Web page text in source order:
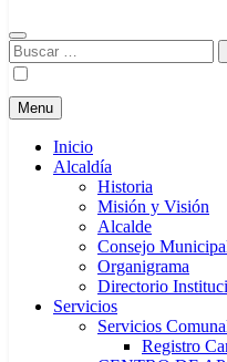
Buscar:
Menu
Inicio
Alcaldía
Historia
Misión y Visión
Alcalde
Consejo
Organigrama
Directorio
Servicios
Servicios
Registro